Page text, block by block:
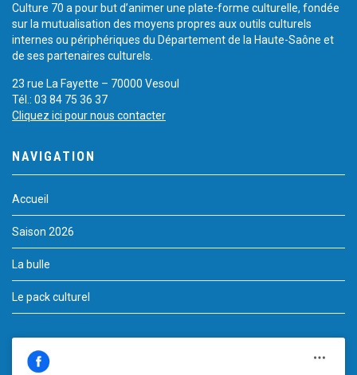
Culture 70 a pour but d’animer une plate-forme culturelle, fondée
sur la mutualisation des moyens propres aux outils culturels
internes ou périphériques du Département de la Haute-Saône et
de ses partenaires culturels.
23 rue La Fayette – 70000 Vesoul
Tél.: 03 84 75 36 37
Cliquez ici pour nous contacter
NAVIGATION
Accueil
Saison 2026
La bulle
Le pack culturel